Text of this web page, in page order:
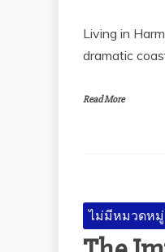
Living in
dramatic
Read More
ไม่มีหมวดหมู่